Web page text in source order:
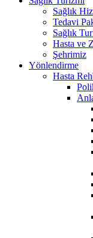
Sağlık
Tedavi
Sağlık
Hasta ve
Şehrimiz
Yönlendirme
Hasta